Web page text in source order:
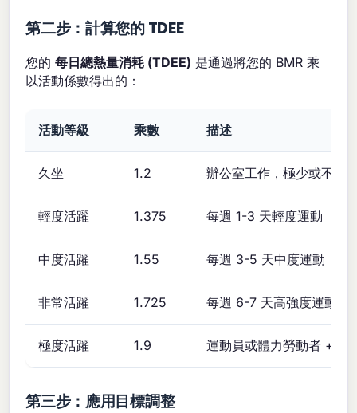
第二步：計算您的 TDEE
您的每日總熱量消耗 (TDEE) 是通過將您的 BMR 乘
以活動係數得出的：
活動等級 乘數 描述
久坐 1.2 辦公室工作，極少或不運
輕度活躍 1.375 每週 1-3 天輕度運動
中度活躍 1.55 每週 3-5 天中度運動
非常活躍 1.725 每週 6-7 天高強度運動
極度活躍 1.9 運動員或體力勞動者 + 訓
第三步：應用目標調整